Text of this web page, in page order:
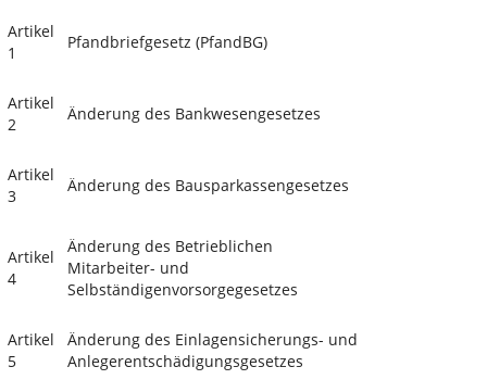
Artikel
1
Pfandbriefgesetz (PfandBG)
Artikel
2
Änderung des Bankwesengesetzes
Artikel
3
Änderung des Bausparkassengesetzes
Artikel
4
Änderung des Betrieblichen
Mitarbeiter- und
Selbständigenvorsorgegesetzes
Artikel
5
Änderung des Einlagensicherungs- und
Anlegerentschädigungsgesetzes